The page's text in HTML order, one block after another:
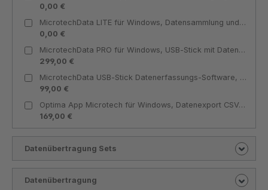
0,00 €
MicrotechData LITE für Windows, Datensammlung und Autoconnection, USB‑Dongle kompatibel - Microtech Metrology
0,00 €
MicrotechData PRO für Windows, USB‑Stick mit Datenerfassungs‑Software, Export CSV/XLS/PDF, bis 48 Geräte, USB‑Dongle erforderlich - Microtech Metrology
299,00 €
MicrotechData USB‑Stick Datenerfassungs‑Software, 3 Geräte, CSV/XLS/PDF Export - Microtech Metrology
99,00 €
Optima App Microtech für Windows, Datenexport CSV/XLS/PDF, USB-Stick-Format - Microtech Metrology
169,00 €
Datenübertragung Sets
Datenübertragung